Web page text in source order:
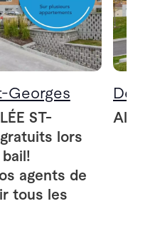
Georges
ST-
gratuits lors
agents de
tous les
Allée